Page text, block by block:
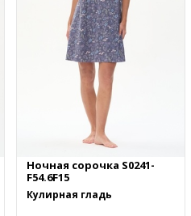
Ночная сорочка S0241-
F54.6F15
Кулирная гладь